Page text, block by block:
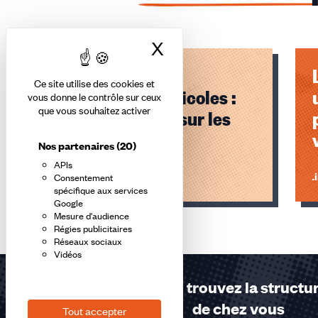
Ce site utilise des cookies et
vous donne le contrôle sur ceux
que vous souhaitez activer
Nos partenaires(20)
APIs
Consentement
spécifique aux services
Google
Mesure d'audience
Régies publicitaires
Réseaux sociaux
Vidéos
Tout accepter
X Masquer le
Logement des
saisonniers agricoles :
coup de chaud sur les
tentes !
Lire l'article
Éléments
1,
2,
accessibles
Contactez-nous ou trouvez la
de chez vous